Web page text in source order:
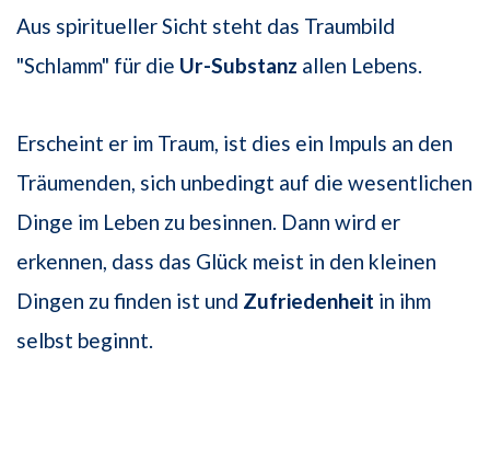
Aus spiritueller Sicht steht das Traumbild
"Schlamm" für die Ur-Substanz allen Lebens.
Erscheint er im Traum, ist dies ein Impuls an den
Träumenden, sich unbedingt auf die wesentlichen
Dinge im Leben zu besinnen. Dann wird er
erkennen, dass das Glück meist in den kleinen
Dingen zu finden ist und Zufriedenheit in ihm
selbst beginnt.